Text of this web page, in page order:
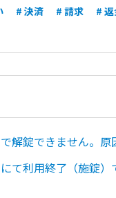
# 決済 # 請求 #
解錠できません。原
て利用終了（施錠